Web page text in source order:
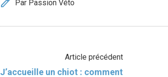
edit Par Passion Véto
Article précédent
J’accueille un chiot : comment